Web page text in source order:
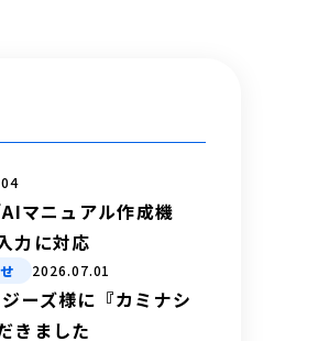
マニュアル作成機
力に対応
2026.07.01
ーズ様に『カミナシ
きました